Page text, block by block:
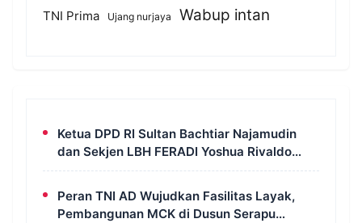
TNI Prima
Ujang nurjaya Wabup intan
Ketua DPD RI Sultan Bachtiar Najamudin
dan Sekjen LBH FERADI Yoshua Rivaldo
Bahas Geopolitik dan Supremasi Hukum
Peran TNI AD Wujudkan Fasilitas Layak,
Pembangunan MCK di Dusun Serapu